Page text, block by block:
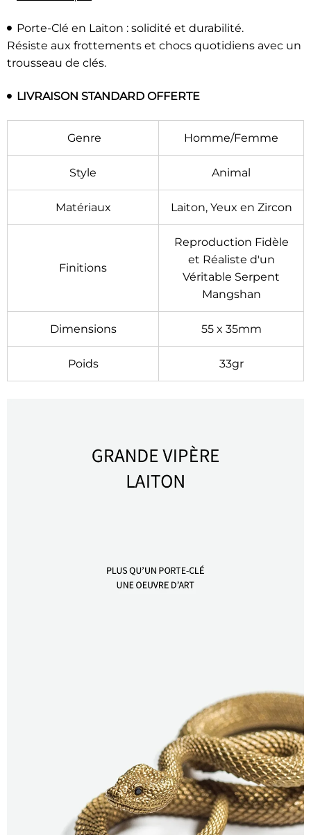
Porte-Clé en Laiton : solidité et durabilité.
Résiste aux frottements et chocs quotidiens avec un
trousseau de clés.
LIVRAISON STANDARD OFFERTE
Genre Homme/Femme
Style Animal
Matériaux Laiton, Yeux en Zircon
Finitions
Reproduction Fidèle
et Réaliste d'un
Véritable Serpent
Mangshan
Dimensions 55 x 35mm
Poids 33gr